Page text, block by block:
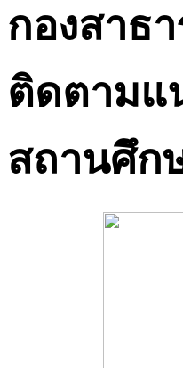
กองสาธ
ติดตามแ
สถานศึก